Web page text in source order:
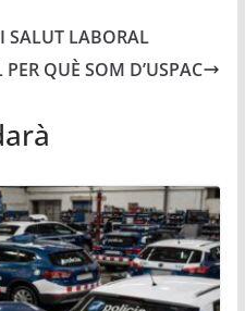
SALUT LABORAL
PER QUÈ SOM D’USPAC